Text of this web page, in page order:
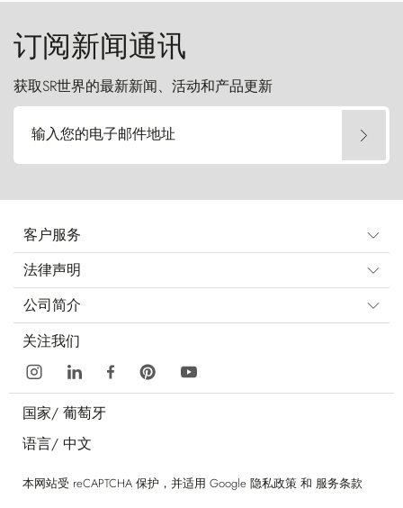
订阅新闻通讯
获取SR世界的最新新闻、活动和产品更新
输入您的电子邮件地址
客户服务
法律声明
公司简介
关注我们
国家/ 葡萄牙
语言/ 中文
本网站受 reCAPTCHA 保护，并适用 Google 隐私政策 和 服务条款